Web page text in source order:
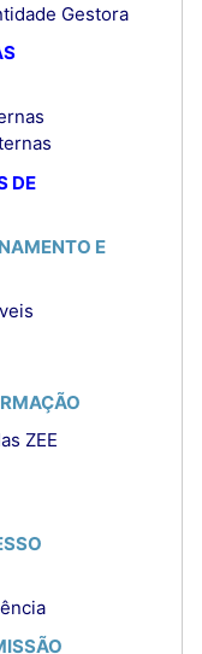
Gestora
DE
E
ZEE